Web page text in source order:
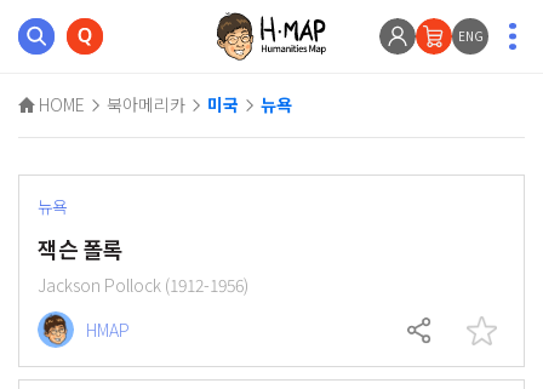
ENG
HOME 북아메리카 미국 뉴욕
뉴욕
잭슨 폴록
Jackson Pollock (1912-1956)
HMAP